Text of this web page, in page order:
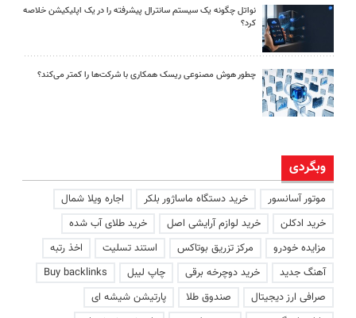
نواتل چگونه یک سیستم سانترال پیشرفته را در یک اپلیکیشن خلاصه
کرد؟
چطور هوش مصنوعی ریسک همکاری با شرکت‌ها را کمتر می‌کند؟
وبگردی
موتور آسانسور خرید دستگاه ماساژور بلکر
اجاره ویلا شمال
خرید ادکلن
خرید لوازم آرایشی اصل
خرید طلای آب شده
مزایده خودرو
مرکز تزریق بوتاکس استند تسلیت
اخذ رتبه
آهنگ جدید
خرید دوچرخه برقی چاپ لیبل
Buy backlinks
صرافی ارز دیجیتال
صندوق طلا
پارتیشن شیشه ای